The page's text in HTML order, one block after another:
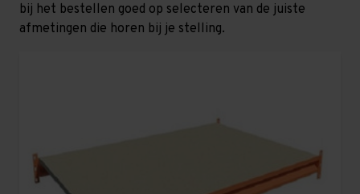
bij het bestellen goed op selecteren van de juiste
afmetingen die horen bij je stelling.